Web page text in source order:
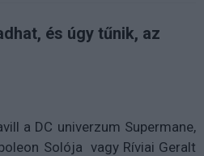
és úgy tűnik, az
a DC univerzum Supermane,
Solója vagy Ríviai Geralt